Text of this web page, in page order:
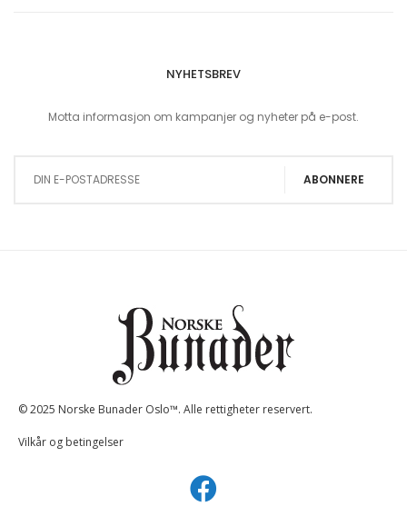
NYHETSBREV
Motta informasjon om kampanjer og nyheter på e-post.
ABONNERE
© 2025 Norske Bunader Oslo™. Alle rettigheter reservert.
Vilkår og betingelser